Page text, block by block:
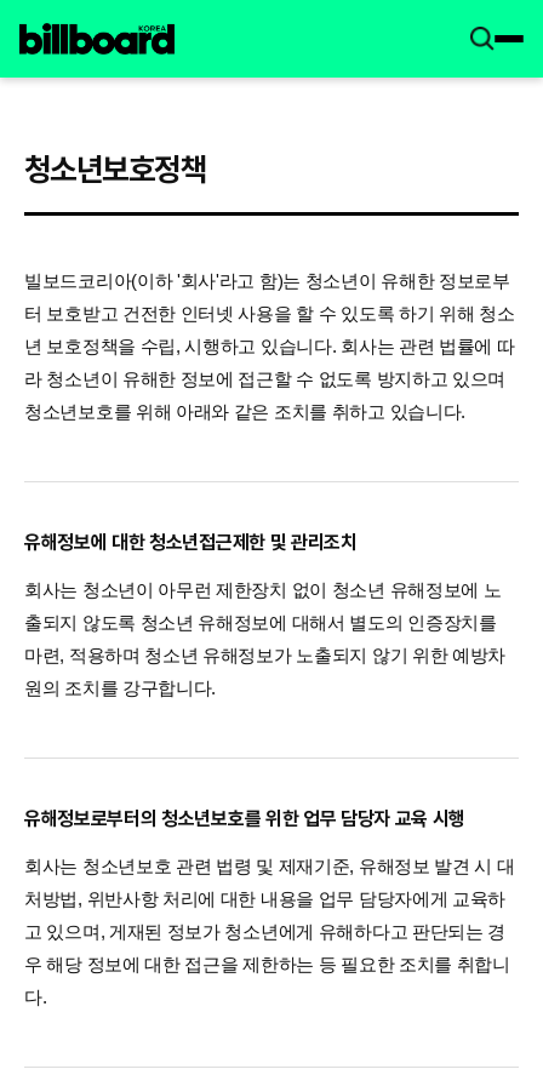
청소년보호정책
빌보드코리아(이하 '회사'라고 함)는 청소년이 유해한 정보로부
터 보호받고 건전한 인터넷 사용을 할 수 있도록 하기 위해 청소
년 보호정책을 수립, 시행하고 있습니다. 회사는 관련 법률에 따
라 청소년이 유해한 정보에 접근할 수 없도록 방지하고 있으며
청소년보호를 위해 아래와 같은 조치를 취하고 있습니다.
유해정보에 대한 청소년접근제한 및 관리조치
회사는 청소년이 아무런 제한장치 없이 청소년 유해정보에 노
출되지 않도록 청소년 유해정보에 대해서 별도의 인증장치를
마련, 적용하며 청소년 유해정보가 노출되지 않기 위한 예방차
원의 조치를 강구합니다.
유해정보로부터의 청소년보호를 위한 업무 담당자 교육 시행
회사는 청소년보호 관련 법령 및 제재기준, 유해정보 발견 시 대
처방법, 위반사항 처리에 대한 내용을 업무 담당자에게 교육하
고 있으며, 게재된 정보가 청소년에게 유해하다고 판단되는 경
우 해당 정보에 대한 접근을 제한하는 등 필요한 조치를 취합니
다.